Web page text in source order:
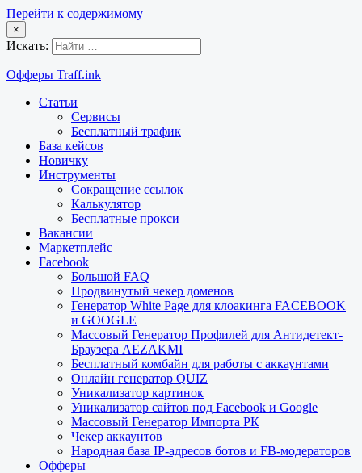
Перейти к содержимому
×
Искать:
Офферы Traff.ink
Статьи
Сервисы
Бесплатный трафик
База кейсов
Новичку
Инструменты
Сокращение ссылок
Калькулятор
Бесплатные прокси
Вакансии
Маркетплейс
Facebook
Большой FAQ
Продвинутый чекер доменов
Генератор White Page для клоакинга FACEBOOK
и GOOGLE
Массовый Генератор Профилей для Антидетект-
Браузера AEZAKMI
Бесплатный комбайн для работы с аккаунтами
Онлайн генератор QUIZ
Уникализатор картинок
Уникализатор сайтов под Facebook и Google
Массовый Генератор Импорта РК
Чекер аккаунтов
Народная база IP-адресов ботов и FB-модераторов
Офферы